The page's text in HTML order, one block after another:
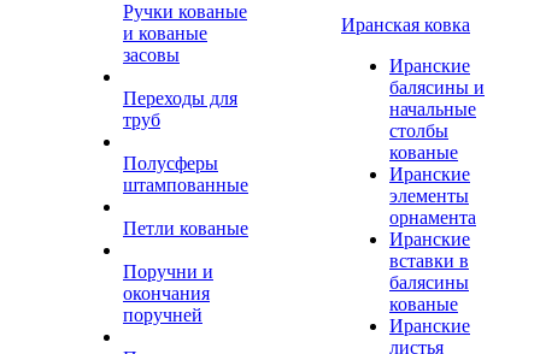
Ручки кованые
и кованые
засовы
Переходы для
труб
Полусферы
штампованные
Петли кованые
Поручни и
окончания
поручней
Иранская ковка
Иранские
балясины и
начальные
столбы
кованые
Иранские
элементы
орнамента
Иранские
вставки в
балясины
кованые
Иранские
листья